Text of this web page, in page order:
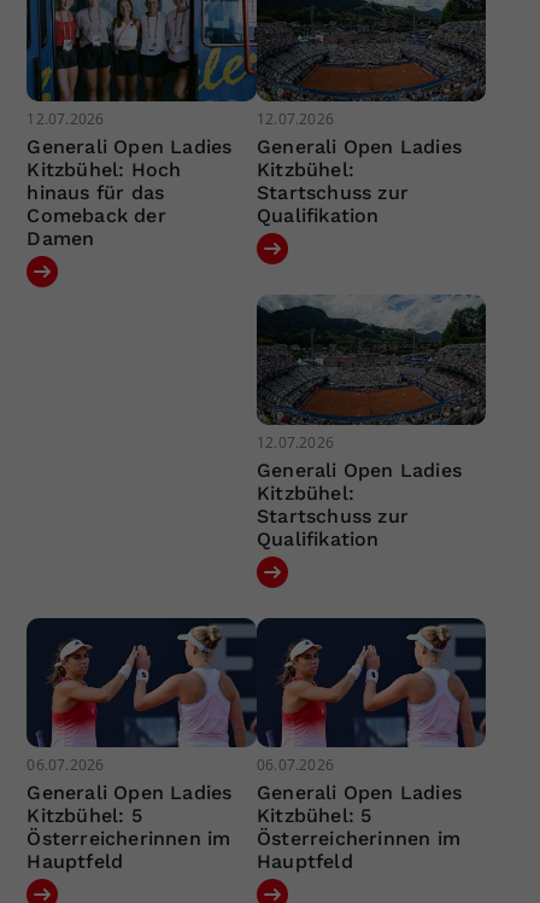
12.07.2026
Generali Open Ladies
Kitzbühel: Hoch
hinaus für das
Comeback der
Damen
12.07.2026
Generali Open Ladies
Kitzbühel:
Startschuss zur
Qualifikation
12.07.2026
Generali Open Ladies
Kitzbühel:
Startschuss zur
Qualifikation
06.07.2026
Generali Open Ladies
Kitzbühel: 5
Österreicherinnen im
Hauptfeld
06.07.2026
Generali Open Ladies
Kitzbühel: 5
Österreicherinnen im
Hauptfeld